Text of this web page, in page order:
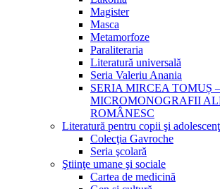
Magister
Masca
Metamorfoze
Paraliteraria
Literatură universală
Seria Valeriu Anania
SERIA MIRCEA TOMUȘ –
MICROMONOGRAFII
ROMÂNESC
Literatură pentru copii şi
Colecţia Gavroche
Seria şcolară
Ştiinţe umane şi sociale
Cartea de medicină